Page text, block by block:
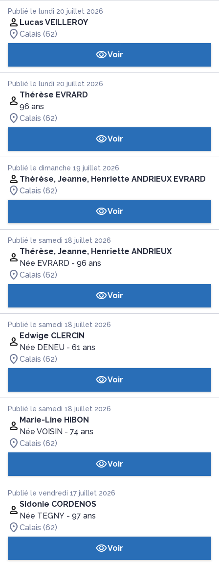
Publié le lundi 20 juillet 2026
Lucas VEILLEROY
Calais (62)
Voir
Publié le lundi 20 juillet 2026
Thérèse EVRARD
96 ans
Calais (62)
Voir
Publié le dimanche 19 juillet 2026
Thérèse, Jeanne, Henriette ANDRIEUX EVRARD
Calais (62)
Voir
Publié le samedi 18 juillet 2026
Thérèse, Jeanne, Henriette ANDRIEUX
Née EVRARD - 96 ans
Calais (62)
Voir
Publié le samedi 18 juillet 2026
Edwige CLERCIN
Née DENEU - 61 ans
Calais (62)
Voir
Publié le samedi 18 juillet 2026
Marie-Line HIBON
Née VOISIN - 74 ans
Calais (62)
Voir
Publié le vendredi 17 juillet 2026
Sidonie CORDENOS
Née TEGNY - 97 ans
Calais (62)
Voir